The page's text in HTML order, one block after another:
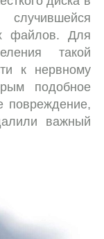
файлов. Для
такой
к нервному
подобное
повреждение,
важный